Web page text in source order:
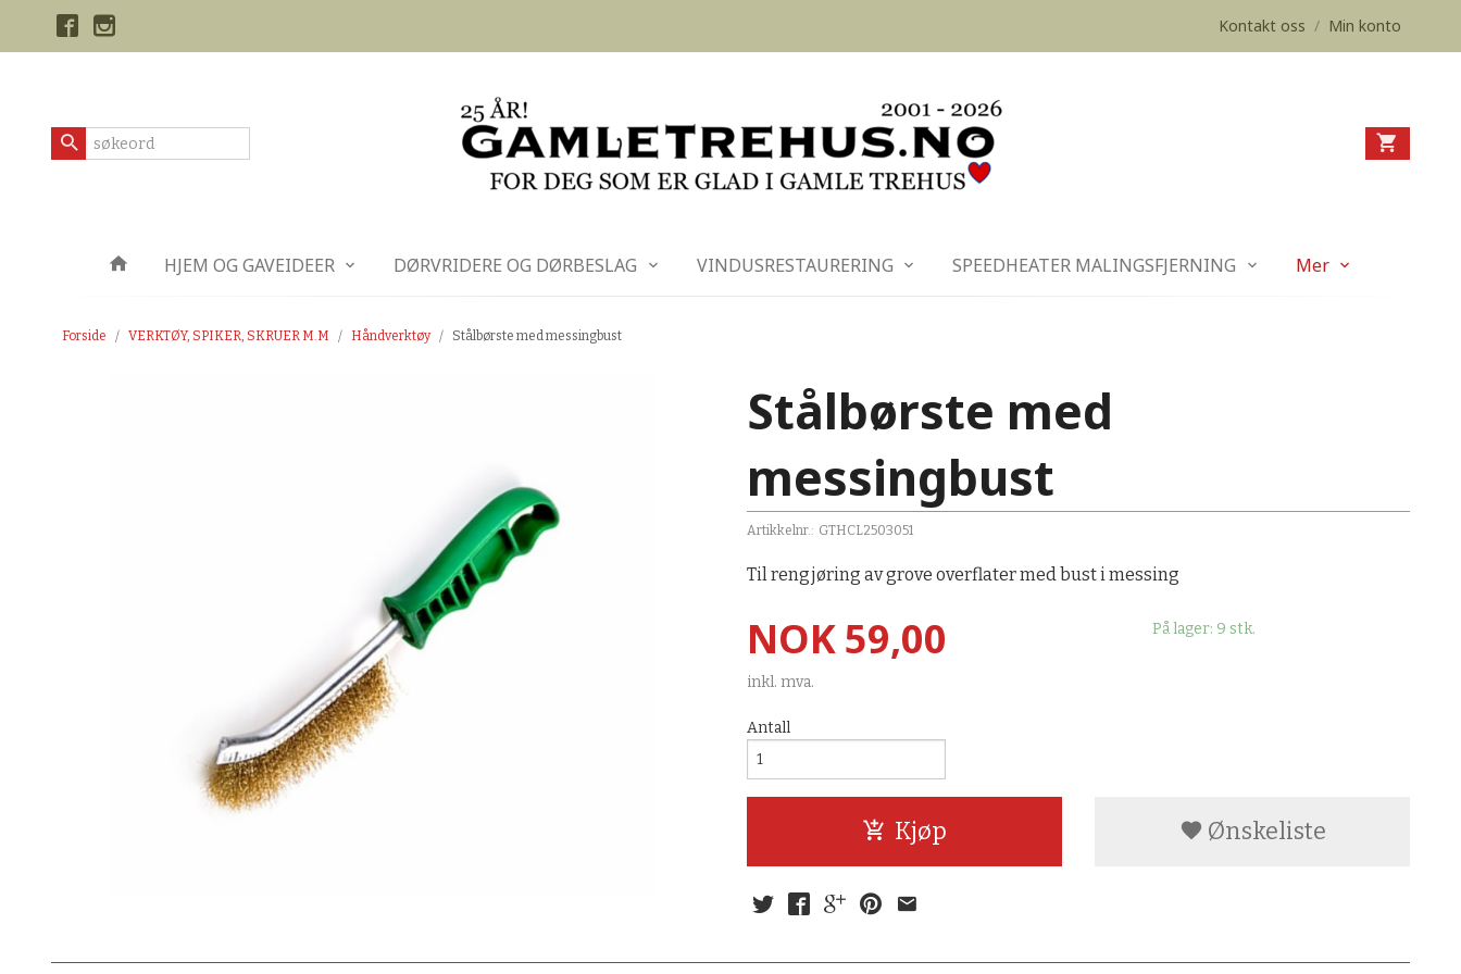
Kontakt oss / Min konto
Produkter HJEM OG GAVEIDEER DØRVRIDERE OG DØRBESLAG VINDUSRESTAURERING SPEEDHEATER MALINGSFJERNING Mer
Forside VERKTØY, SPIKER, SKRUER M.M Håndverktøy Stålbørste med messingbust
Stålbørste med
messingbust
Artikkelnr.: GTHCL2503051
Til rengjøring av grove overflater med bust i messing
Pris
NOK59,00
inkl. mva.
På lager: 9 stk.
Antall
Kjøp Ønskeliste